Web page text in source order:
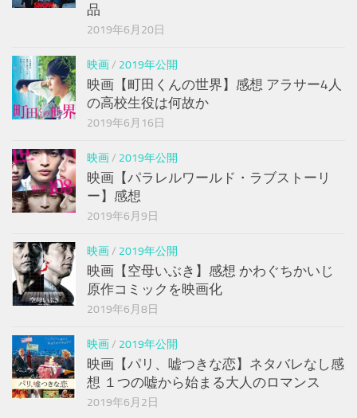
品
2019年6月20日
映画/ 2019年公開
映画【町田くんの世界】感想 アラサー4人
の高校生役は何故か
2019年6月16日
映画/ 2019年公開
映画【パラレルワールド・ラブストーリ
ー】感想
2019年6月9日
映画/ 2019年公開
映画【空母いぶき】感想 かわぐちかいじ
原作コミックを映画化
2019年6月8日
映画/ 2019年公開
映画【パリ、嘘つきな恋】ネタバレなし感
想 １つの嘘から始まる大人のロマンス
2019年6月2日